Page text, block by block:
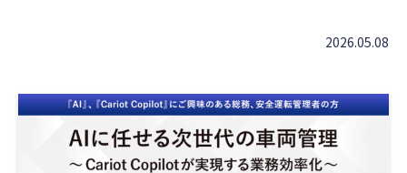
2026.05.08